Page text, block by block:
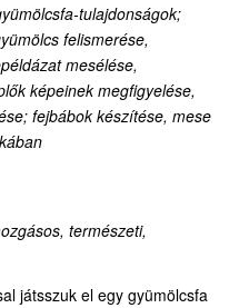
tulajdonságok;
felismerése,
mesélése,
képeinek megfigyelése,
fejbábok készítése, mese
természeti,
játsszuk el egy gyümölcsfa